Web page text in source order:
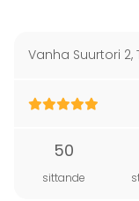
Vanha Suurtori 2,
50
sittande